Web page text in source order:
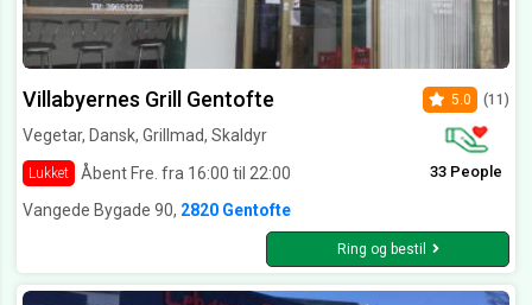
Villabyernes Grill Gentofte
Vegetar, Dansk, Grillmad, Skaldyr
Lukket Åbent Fre. fra 16:00 til 22:00
5.0 (11)
33 People
Vangede Bygade 90, 2820 Gentofte
Ring og bestil